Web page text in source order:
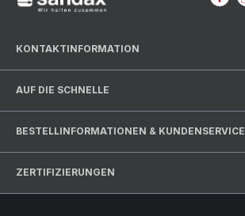
KONTAKTINFORMATION
AUF DIE SCHNELLE
BESTELLINFORMATIONEN & KUNDENSERVICE
ZERTIFIZIERUNGEN